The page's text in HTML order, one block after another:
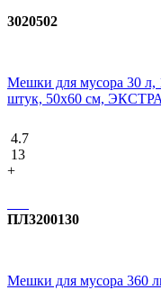
3020502
Мешки для мусора 30
штук, 50х60 см, ЭКСТРА
4.7
13
+
ПЛ3200130
Мешки для мусора 360